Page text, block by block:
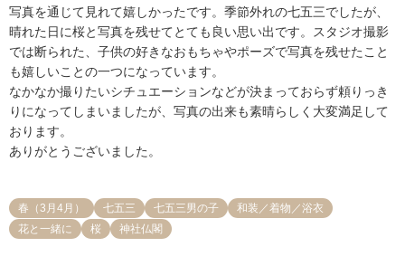
写真を通じて見れて嬉しかったです。季節外れの七五三でしたが、
晴れた日に桜と写真を残せてとても良い思い出です。スタジオ撮影
では断られた、子供の好きなおもちゃやポーズで写真を残せたこと
も嬉しいことの一つになっています。
なかなか撮りたいシチュエーションなどが決まっておらず頼りっき
りになってしまいましたが、写真の出来も素晴らしく大変満足して
おります。
ありがとうございました。
春（3月4月） 七五三 七五三男の子
和装／着物／浴衣
花と一緒に
桜 神社仏閣